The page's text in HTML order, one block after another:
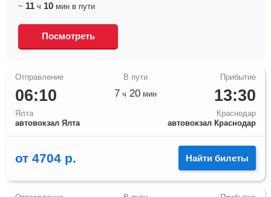
~ 11 ч 10 мин в пути
Посмотреть
06:10
Ялта
автовокзал Ялта
13:30
Краснодар
автовокзал Краснодар
7 ч 20 мин
от 4704 р. Найти билеты